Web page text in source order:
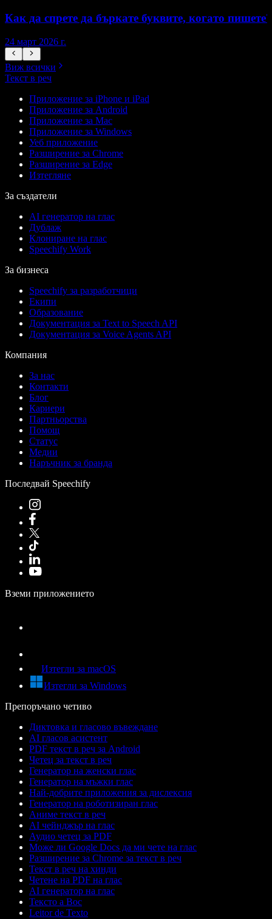
Как да спрете да бъркате буквите, когато пишете?
24 март 2026 г.
Виж всички
Текст в реч
Приложение за iPhone и iPad
Приложение за Android
Приложение за Mac
Приложение за Windows
Уеб приложение
Разширение за Chrome
Разширение за Edge
Изтегляне
За създатели
AI генератор на глас
Дублаж
Клониране на глас
Speechify Work
За бизнеса
Speechify за разработчици
Екипи
Образование
Документация за Text to Speech API
Документация за Voice Agents API
Компания
За нас
Контакти
Блог
Кариери
Партньорства
Помощ
Статус
Медии
Наръчник за бранда
Последвай Speechify
Вземи приложението
Изтегли за macOS
Изтегли за Windows
Препоръчано четиво
Диктовка и гласово въвеждане
AI гласов асистент
PDF текст в реч за Android
Четец за текст в реч
Генератор на женски глас
Генератор на мъжки глас
Най-добрите приложения за дислексия
Генератор на роботизиран глас
Аниме текст в реч
AI чейнджър на глас
Аудио четец за PDF
Може ли Google Docs да ми чете на глас
Разширение за Chrome за текст в реч
Текст в реч на хинди
Четене на PDF на глас
AI генератор на глас
Тексто а Вос
Leitor de Texto